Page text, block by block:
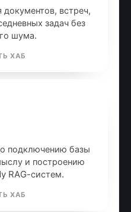
встреч,
задач без
шума.
ХАБ
подключению базы
и построению
RAG-систем.
ХАБ